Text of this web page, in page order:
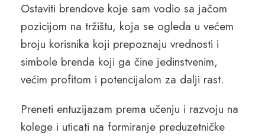
Ostaviti brendove koje sam vodio sa jačom
pozicijom na tržištu, koja se ogleda u većem
broju korisnika koji prepoznaju vrednosti i
simbole brenda koji ga čine jedinstvenim,
većim profitom i potencijalom za dalji rast.
Preneti entuzijazam prema učenju i razvoju na
kolege i uticati na formiranje preduzetničke